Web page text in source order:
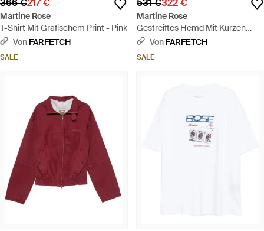
366 €217 €
Martine Rose
T-Shirt Mit Grafischem Print - Pink
Von FARFETCH
SALE
531 €322 €
Martine Rose
Gestreiftes Hemd Mit Kurzen
Ärmeln - Schwarz
Von FARFETCH
SALE